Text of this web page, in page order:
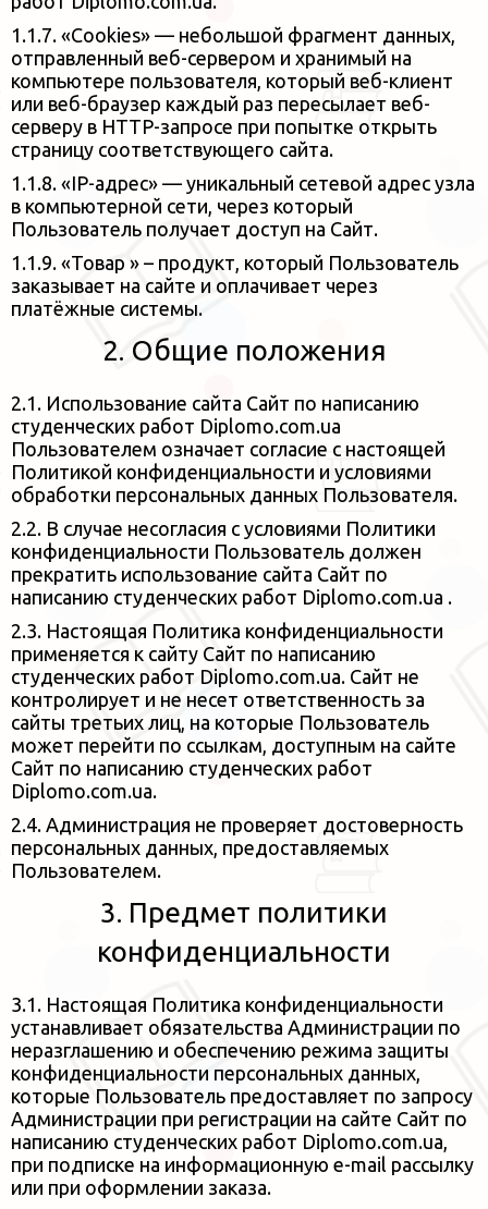
1.1.7. «Cookies» — небольшой фрагмент данных,
отправленный веб-сервером и хранимый на
компьютере пользователя, который веб-клиент
или веб-браузер каждый раз пересылает веб-
серверу в HTTP-запросе при попытке открыть
страницу соответствующего сайта.
1.1.8. «IP-адрес» — уникальный сетевой адрес узла
в компьютерной сети, через который
Пользователь получает доступ на Сайт.
1.1.9. «Товар » – продукт, который Пользователь
заказывает на сайте и оплачивает через
платёжные системы.
2. Общие положения
2.1. Использование сайта Сайт по написанию
студенческих работ Diplomo.com.ua
Пользователем означает согласие с настоящей
Политикой конфиденциальности и условиями
обработки персональных данных Пользователя.
2.2. В случае несогласия с условиями Политики
конфиденциальности Пользователь должен
прекратить использование сайта Сайт по
написанию студенческих работ Diplomo.com.ua .
2.3. Настоящая Политика конфиденциальности
применяется к сайту Сайт по написанию
студенческих работ Diplomo.com.ua. Сайт не
контролирует и не несет ответственность за
сайты третьих лиц, на которые Пользователь
может перейти по ссылкам, доступным на сайте
Сайт по написанию студенческих работ
Diplomo.com.ua.
2.4. Администрация не проверяет достоверность
персональных данных, предоставляемых
Пользователем.
3. Предмет политики
конфиденциальности
3.1. Настоящая Политика конфиденциальности
устанавливает обязательства Администрации по
неразглашению и обеспечению режима защиты
конфиденциальности персональных данных,
которые Пользователь предоставляет по запросу
Администрации при регистрации на сайте Сайт по
написанию студенческих работ Diplomo.com.ua,
при подписке на информационную e-mail рассылку
или при оформлении заказа.